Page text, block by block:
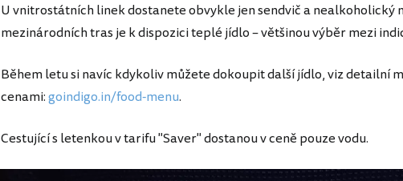
U vnitrostátních linek dostanete obvykle jen sendvič a nealkoholický
mezinárodních tras je k dispozici teplé jídlo – většinou výběr mezi
Během letu si navíc kdykoliv můžete dokoupit další jídlo, viz detailní
cenami:goindigo.in/food-menu.
Cestující s letenkou v tarifu "Saver" dostanou v ceně pouze vodu.